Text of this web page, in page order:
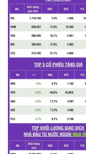
Video
Media Chính trị
Media Kinh tế
Media Văn hóa
Media Xã hội
Media Pháp luật
Media Du lịch